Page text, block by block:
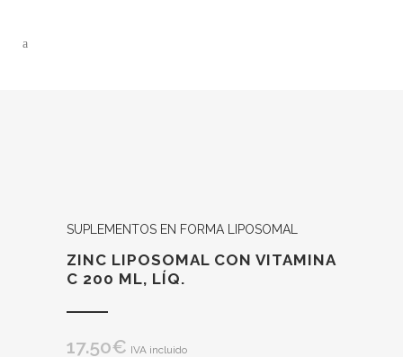
SUPLEMENTOS EN FORMA LIPOSOMAL
ZINC LIPOSOMAL CON VITAMINA
C 200 ML, LÍQ.
17.50€ IVA incluido